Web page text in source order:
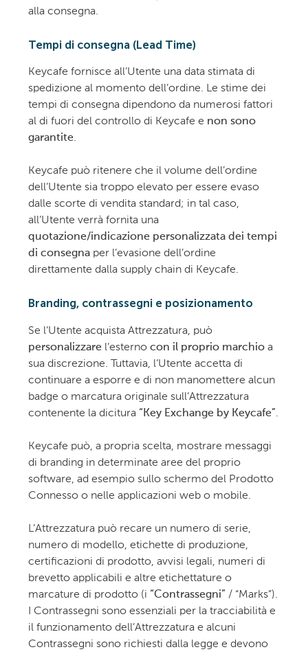
alla consegna.
Tempi di consegna (Lead Time)
Keycafe fornisce all’Utente una data stimata di
spedizione al momento dell’ordine. Le stime dei
tempi di consegna dipendono da numerosi fattori
al di fuori del controllo di Keycafe e non sono
garantite.
Keycafe può ritenere che il volume dell’ordine
dell’Utente sia troppo elevato per essere evaso
dalle scorte di vendita standard; in tal caso,
all’Utente verrà fornita una
quotazione/indicazione personalizzata dei tempi
di consegna per l’evasione dell’ordine
direttamente dalla supply chain di Keycafe.
Branding, contrassegni e posizionamento
Se l’Utente acquista Attrezzatura, può
personalizzare l’esterno con il proprio marchio a
sua discrezione. Tuttavia, l’Utente accetta di
continuare a esporre e di non manomettere alcun
badge o marcatura originale sull’Attrezzatura
contenente la dicitura “Key Exchange by Keycafe”.
Keycafe può, a propria scelta, mostrare messaggi
di branding in determinate aree del proprio
software, ad esempio sullo schermo del Prodotto
Connesso o nelle applicazioni web o mobile.
L’Attrezzatura può recare un numero di serie,
numero di modello, etichette di produzione,
certificazioni di prodotto, avvisi legali, numeri di
brevetto applicabili e altre etichettature o
marcature di prodotto (i “Contrassegni” / “Marks”).
I Contrassegni sono essenziali per la tracciabilità e
il funzionamento dell’Attrezzatura e alcuni
Contrassegni sono richiesti dalla legge e devono